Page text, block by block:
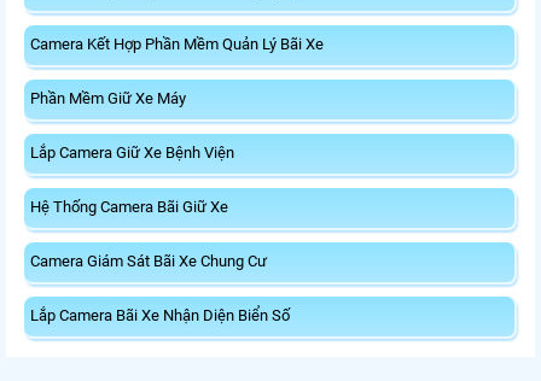
Camera Kết Hợp Phần Mềm Quản Lý Bãi Xe
Phần Mềm Giữ Xe Máy
Lắp Camera Giữ Xe Bệnh Viện
Hệ Thống Camera Bãi Giữ Xe
Camera Giám Sát Bãi Xe Chung Cư
Lắp Camera Bãi Xe Nhận Diện Biển Số